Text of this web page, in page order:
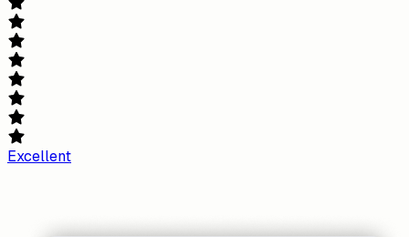
Excellent